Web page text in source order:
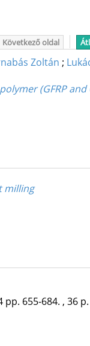
Következő oldal
Zoltán ;
(GFRP and
milling
pp. 655-684. , 36 p.